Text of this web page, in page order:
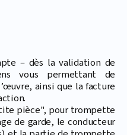
– dès la validation de
vous permettant de
ainsi que la facture
pièce", pour trompette
de garde, le conducteur